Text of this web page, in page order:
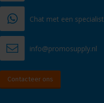
Chat met een specialist
info@promosupply.nl
Contacteer ons